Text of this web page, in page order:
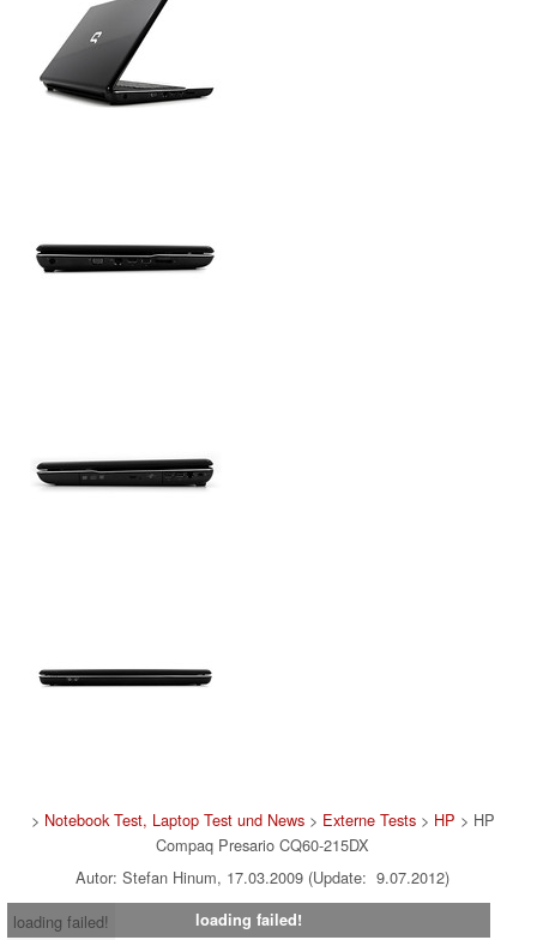
> Notebook Test, Laptop Test und News> Externe Tests> HP > HP
Compaq Presario CQ60-215DX
Autor: Stefan Hinum, 17.03.2009 (Update: 9.07.2012)
loading failed!
loading failed!